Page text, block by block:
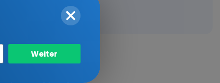
Weiter